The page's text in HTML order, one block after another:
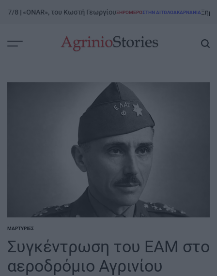
| «ONAR», του Κωστή ΓεωργίουPOSTED
ΞΗΡΟΜΕΡΟΣΤΗΝ ΑΙΤΩΛΟΑΚΑΡΝΑΝΊΑΞηρόμερο
POSTED
ΜΑΡΤΥΡΊΕΣ
Συγκέντρωση του ΕΑΜ στο
αεροδρόμιο Αγρινίου